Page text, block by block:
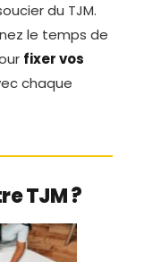
du TJM.
le temps de
fixer vos
chaque
TJM ?